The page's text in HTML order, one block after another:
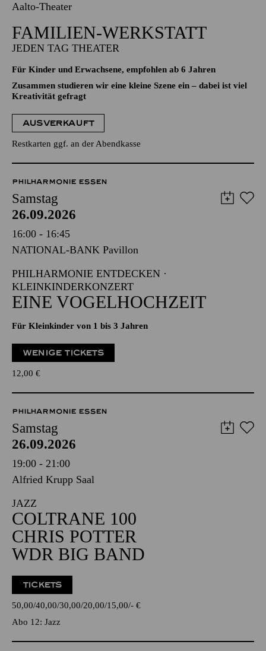
Aalto-Theater
FAMILIEN-WERKSTATT
JEDEN TAG THEATER
Für Kinder und Erwachsene, empfohlen ab 6 Jahren
Zusammen studieren wir eine kleine Szene ein – dabei ist viel
Kreativität gefragt
AUSVERKAUFT
Restkarten ggf. an der Abendkasse
PHILHARMONIE ESSEN
Samstag
26.09.2026
16:00 - 16:45
NATIONAL-BANK Pavillon
PHILHARMONIE ENTDECKEN ·
KLEINKINDERKONZERT
EINE VOGELHOCHZEIT
Für Kleinkinder von 1 bis 3 Jahren
WENIGE TICKETS
12,00 €
PHILHARMONIE ESSEN
Samstag
26.09.2026
19:00 - 21:00
Alfried Krupp Saal
JAZZ
COLTRANE 100
CHRIS POTTER
WDR BIG BAND
TICKETS
50,00 40,00 30,00 20,00 15,00 - €
Abo 12: Jazz